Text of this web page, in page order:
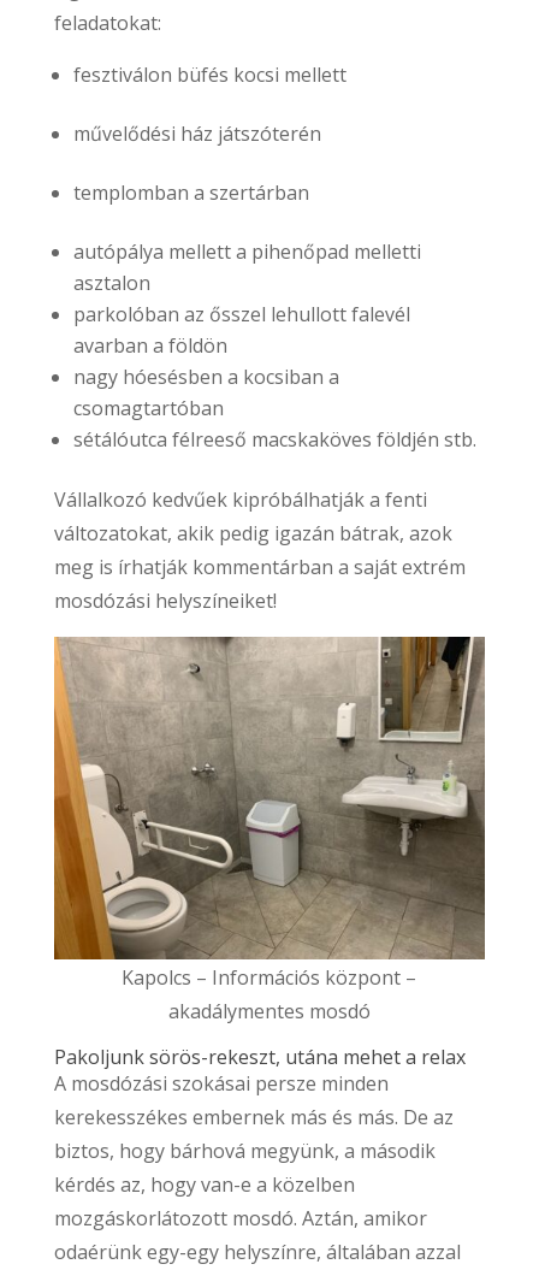
feladatokat:
fesztiválon büfés kocsi mellett
művelődési ház játszóterén
templomban a szertárban
autópálya mellett a pihenőpad melletti
asztalon
parkolóban az ősszel lehullott falevél
avarban a földön
nagy hóesésben a kocsiban a
csomagtartóban
sétálóutca félreeső macskaköves földjén stb.
Vállalkozó kedvűek kipróbálhatják a fenti
változatokat, akik pedig igazán bátrak, azok
meg is írhatják kommentárban a saját extrém
mosdózási helyszíneiket!
Kapolcs – Információs központ –
akadálymentes mosdó
Pakoljunk sörös-rekeszt, utána mehet a relax
A mosdózási szokásai persze minden
kerekesszékes embernek más és más. De az
biztos, hogy bárhová megyünk, a második
kérdés az, hogy van-e a közelben
mozgáskorlátozott mosdó. Aztán, amikor
odaérünk egy-egy helyszínre, általában azzal